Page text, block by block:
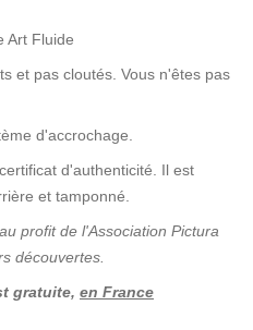
Art Fluide
et pas cloutés. Vous n'êtes pas
d'accrochage.
d'authenticité. Il est
et tamponné.
profit de l'Association Pictura
découvertes.
gratuite, en France